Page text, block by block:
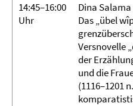
14:45–16:00
Uhr
Dina
Das „übel
Versnovelle
der
und die
(1116–1201